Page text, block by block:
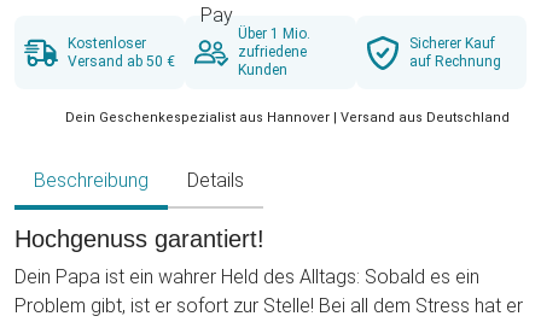
Kostenloser
Versand ab 50 €
Über 1 Mio.
zufriedene
Kunden
Sicherer Kauf
auf Rechnung
Dein Geschenkespezialist aus Hannover | Versand aus Deutschland
Beschreibung Details
Hochgenuss garantiert!
Dein Papa ist ein wahrer Held des Alltags: Sobald es ein
Problem gibt, ist er sofort zur Stelle! Bei all dem Stress hat er